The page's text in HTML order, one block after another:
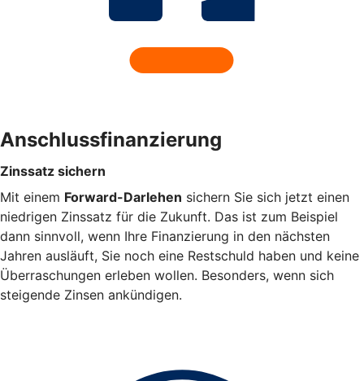
Anschlussfinanzierung
Zinssatz sichern
Mit einem Forward-Darlehen sichern Sie sich jetzt einen
niedrigen Zinssatz für die Zukunft. Das ist zum Beispiel
dann sinnvoll, wenn Ihre Finanzierung in den nächsten
Jahren ausläuft, Sie noch eine Restschuld haben und keine
Überraschungen erleben wollen. Besonders, wenn sich
steigende Zinsen ankündigen.